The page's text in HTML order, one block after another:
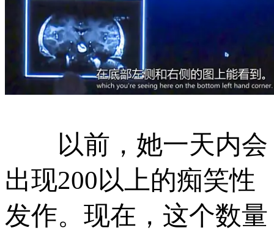
以前，她一天内会
出现200以上的痴笑性
发作。现在，这个数量